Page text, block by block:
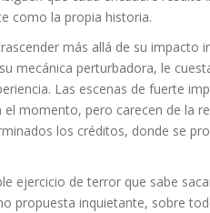
como la propia historia.
más allá de su impacto
mecánica perturbadora, le
Las escenas de fuerte
momento, pero carecen de la
los créditos, donde se
ejercicio de terror que sabe
propuesta inquietante, sobre